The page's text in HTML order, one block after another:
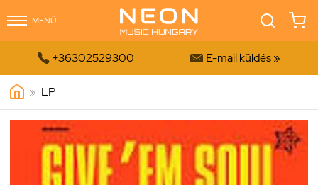
MENÜ
 +36302529300  E-mail küldés »
» LP